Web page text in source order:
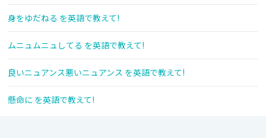
身をゆだねる を英語で教えて!
ムニュムニュしてる を英語で教えて!
良いニュアンス悪いニュアンス を英語で教えて!
懸命に を英語で教えて!